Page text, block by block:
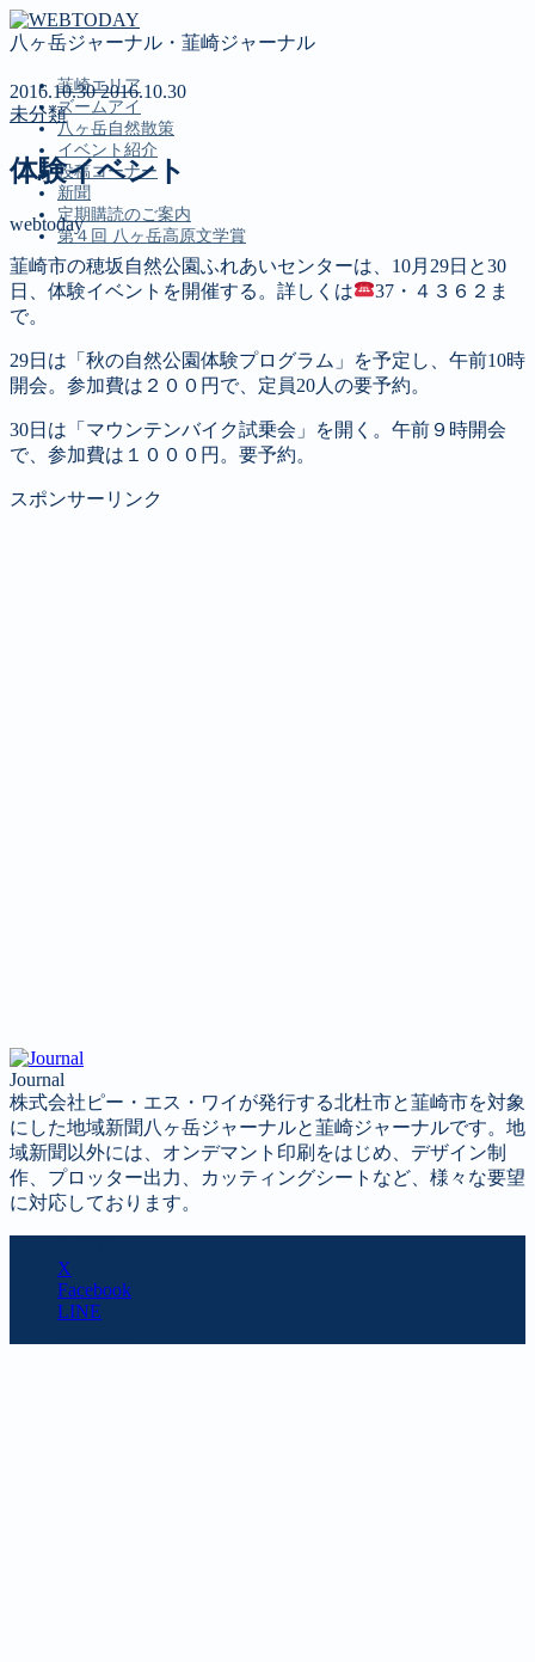
八ヶ岳ジャーナル・韮崎ジャーナル
韮崎エリア
ズームアイ
八ヶ岳自然散策
イベント紹介
投稿コーナー
新聞
定期購読のご案内
第４回 八ヶ岳高原文学賞
MENU
韮崎エリア
ズームアイ
八ヶ岳自然散策
イベント紹介
投稿コーナー
定期購読のご案内
2016.10.302016.10.30
未分類
体験イベント
webtoday
韮崎市の穂坂自然公園ふれあいセンターは、10月29日と30
日、体験イベントを開催する。詳しくは
37・４３６２ま
で。
29日は「秋の自然公園体験プログラム」を予定し、午前10時
開会。参加費は２００円で、定員20人の要予約。
30日は「マウンテンバイク試乗会」を開く。午前９時開会
で、参加費は１０００円。要予約。
スポンサーリンク
Journal
株式会社ピー・エス・ワイが発行する北杜市と韮崎市を対象
にした地域新聞八ヶ岳ジャーナルと韮崎ジャーナルです。地
域新聞以外には、オンデマント印刷をはじめ、デザイン制
作、プロッター出力、カッティングシートなど、様々な要望
に対応しております。
X
Facebook
LINE